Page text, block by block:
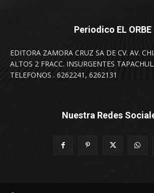
Periodico EL ORBE
EDITORA ZAMORA CRUZ SA DE CV. AV.
ALTOS 2 FRACC. INSURGENTES
TELEFONOS . 6262241, 6262131
Nuestra Redes